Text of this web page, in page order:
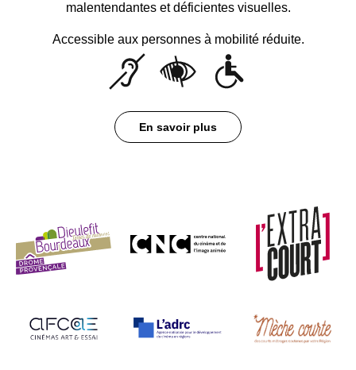
malentendantes et déficientes visuelles.
Accessible aux personnes à mobilité réduite.
En savoir plus